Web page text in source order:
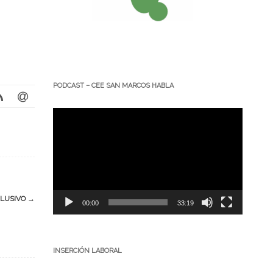
→
PODCAST – CEE SAN MARCOS HABLA
00:00 33:19
INSERCIÓN LABORAL